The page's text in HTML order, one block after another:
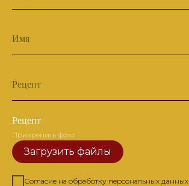
Имя
Рецепт
Рецепт
Прикрепить фото
Загрузить файлы
Согласие на обработку персональных данных